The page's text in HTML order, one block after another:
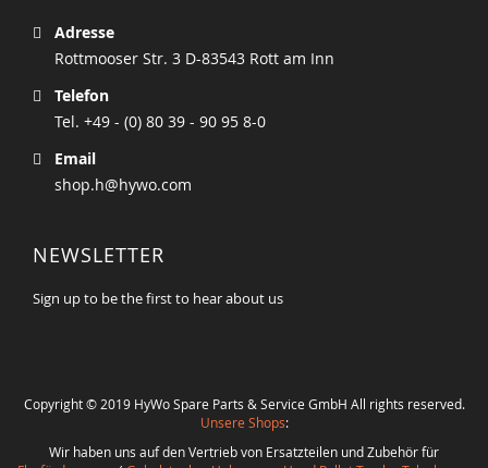
Adresse
Rottmooser Str. 3 D-83543 Rott am Inn
Telefon
Tel. +49 - (0) 80 39 - 90 95 8-0
Email
shop.h@hywo.com
NEWSLETTER
Sign up to be the first to hear about us
Copyright © 2019 HyWo Spare Parts & Service GmbH All rights reserved.
Unsere Shops:
Wir haben uns auf den Vertrieb von Ersatzteilen und Zubehör für